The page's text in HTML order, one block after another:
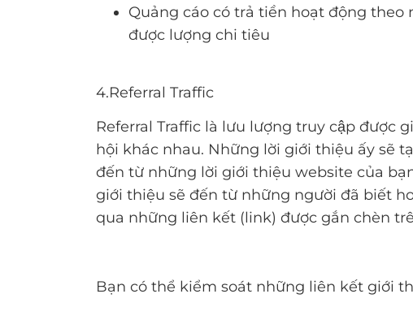
Quảng cáo có trả tiền hoạt động theo
được lượng chi tiêu
4.Referral Traffic
Referral Traffic là lưu lượng truy cập được
hội khác nhau. Những lời giới thiệu ấy sẽ
đến từ những lời giới thiệu website của
giới thiệu sẽ đến từ những người đã biết
qua những liên kết (link) được gắn chèn
Bạn có thể kiểm soát những liên kết giới